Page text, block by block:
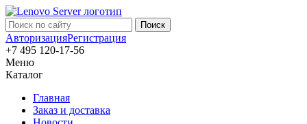
АвторизацияРегистрация
+7 495 120-17-56
Меню
Каталог
Главная
Заказ и доставка